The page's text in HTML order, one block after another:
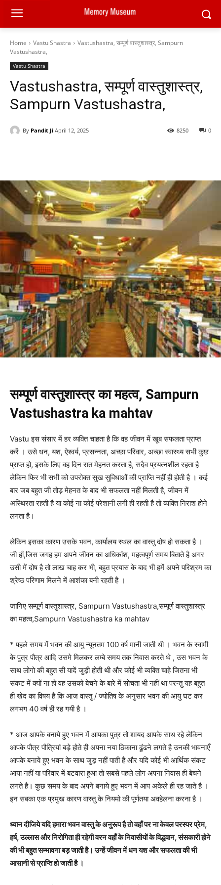
Home Vastu Shastra
Vastushastra, सम्पूर्ण वास्तुशास्त्र, Sampurn
Vastushastra,
Vastu Shastra
Vastushastra, सम्पूर्ण वास्तुशास्त्र,
Sampurn Vastushastra,
By Pandit Ji April 12, 2025 0
8250
सम्पूर्ण वास्तुशास्त्र का महत्व, Sampurn
Vastushastra ka mahtav
Vastu इस संसार में हर व्यक्ति चाहता है कि वह जीवन में खूब सफलता प्राप्त
करें । उसे धन, यश, ऐश्वर्य, प्रसन्नता, अच्छा परिवार, अच्छा स्वास्थ्य सभी कुछ
प्राप्त हो, इसके लिए वह दिन रात मेहनत करता है, सदैव प्रयत्नशील रहता है
लेकिन फिर भी सभी को उपरोक्त सुख सुविधाओं की प्राप्ति नहीं ही होती है । कई
बार जब बहुत जी तोड़ मेहनत के बाद भी सफलता नहीं मिलती है, जीवन में
अस्थिरता रहती है या कोई ना कोई परेशानी लगी ही रहती है तो व्यक्ति निराश होने
लगता है।
लेकिन इसका कारण उसके भवन, कार्यालय स्थल का वास्तु दोष हो सकता है ।
जी हाँ,जिस जगह हम अपने जीवन का अधिकांश, महत्वपूर्ण समय बिताते है अगर
उसी में दोष है तो लाख चाह कर भी, बहुत प्रयास के बाद भी हमें अपने परिश्रम का
श्रेष्ठ परिणाम मिलने में आशंका बनी रहती है ।
जानिए सम्पूर्ण वास्तुशास्त्र, Sampurn Vastushastra,सम्पूर्ण वास्तुशास्त्र
का महत्व,Sampurn Vastushastra ka mahtav
* पहले समय में भवन की आयु न्यूनतम 100 वर्ष मानी जाती थी । भवन के स्वामी
के पुत्र पौत्र आदि उसमे मिलकर लम्बे समय तक निवास करते थे , उस भवन के
साथ लोगो की बहुत सी यादें जुड़ी होती थी और कोई भी व्यक्ति चाहे जितना भी
संकट में क्यों ना हो वह उसको बेचने के बारे में सोचता भी नहीं था परन्तु यह बहुत
ही खेद का विषय है कि आज वास्तु / ज्योतिष के अनुसार भवन की आयु घट कर
लगभग 40 वर्ष ही रह गयी है ।
* आज आपके बनाये हुए भवन में आपका पुत्र तो शायद आपके साथ रहे लेकिन
आपके पौत्र पौत्रियां बड़े होते ही अपना नया ठिकाना ढूंढने लगते है उनकी भावनाएँ
आपके बनाये हुए भवन के साथ जुड़ नहीं पाती है और यदि कोई भी आर्थिक संकट
आया नहीं या परिवार में बटवारा हुआ तो सबसे पहले लोग अपना निवास ही बेचने
लगते है। कुछ समय के बाद अपने बनाये हुए भवन में आप अकेले ही रह जाते है ।
इन सबका एक प्रमुख कारण वास्तु के नियमो की पूर्णतया अवहेलना करना है ।
ध्यान दीजिये यदि हमारा भवन वास्तु के अनुरूप है तो वहाँ पर ना केवल परस्पर प्रेम,
हर्ष, उल्लास और निरोगिता ही रहेगी वरन वहाँ के निवासीयों के विद्धवान, संसकारी होने
की भी बहुत सम्भावना बड़ जाती है। उन्हें जीवन में धन यश और सफलता की भी
आसानी से प्राप्ति हो जाती है ।